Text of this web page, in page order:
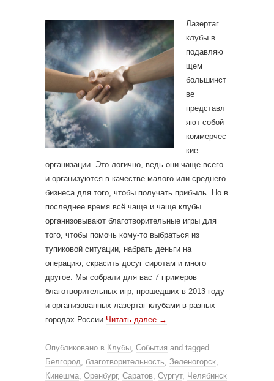
Лазертаг
клубы в
подавляю
щем
большинст
ве
представл
яют собой
коммерчес
кие
организации. Это логично, ведь они чаще всего
и организуются в качестве малого или среднего
бизнеса для того, чтобы получать прибыль. Но в
последнее время всё чаще и чаще клубы
организовывают благотворительные игры для
того, чтобы помочь кому-то выбраться из
тупиковой ситуации, набрать деньги на
операцию, скрасить досуг сиротам и много
другое. Мы собрали для вас 7 примеров
благотворительных игр, прошедших в 2013 году
и организованных лазертаг клубами в разных
городах России Читать далее →
Опубликовано в Клубы, События and tagged
Белгород, благотворительность, Зеленогорск,
Кинешма, Оренбург, Саратов, Сургут, Челябинск